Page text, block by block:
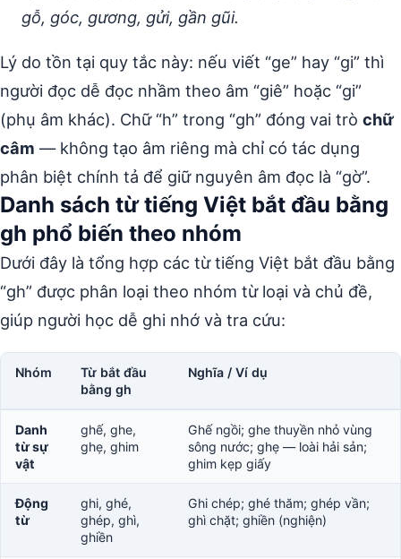
gỗ, góc, gương, gửi, gần gũi.
Lý do tồn tại quy tắc này: nếu viết “ge” hay “gi” thì
người đọc dễ đọc nhầm theo âm “giê” hoặc “gi”
(phụ âm khác). Chữ “h” trong “gh” đóng vai trò chữ
câm — không tạo âm riêng mà chỉ có tác dụng
phân biệt chính tả để giữ nguyên âm đọc là “gờ”.
Danh sách từ tiếng Việt bắt đầu bằng
gh phổ biến theo nhóm
Dưới đây là tổng hợp các từ tiếng Việt bắt đầu bằng
“gh” được phân loại theo nhóm từ loại và chủ đề,
giúp người học dễ ghi nhớ và tra cứu:
Nhóm
Từ bắt đầu
bằng gh
Nghĩa / Ví dụ
Danh
từ sự
vật
ghế, ghe,
ghẹ, ghim
Ghế ngồi; ghe thuyền nhỏ vùng
sông nước; ghẹ — loài hải sản;
ghim kẹp giấy
Động
từ
ghi, ghé,
ghép, ghì,
ghiền
Ghi chép; ghé thăm; ghép vần;
ghì chặt; ghiền (nghiện)